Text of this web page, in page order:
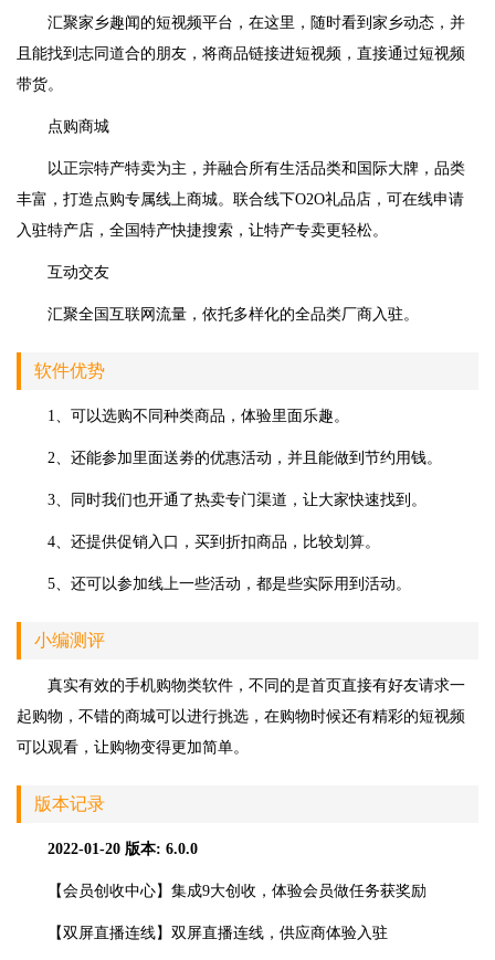
汇聚家乡趣闻的短视频平台，在这里，随时看到家乡动态，并
且能找到志同道合的朋友，将商品链接进短视频，直接通过短视频
带货。
点购商城
以正宗特产特卖为主，并融合所有生活品类和国际大牌，品类
丰富，打造点购专属线上商城。联合线下O2O礼品店，可在线申请
入驻特产店，全国特产快捷搜索，让特产专卖更轻松。
互动交友
汇聚全国互联网流量，依托多样化的全品类厂商入驻。
软件优势
1、可以选购不同种类商品，体验里面乐趣。
2、还能参加里面送劵的优惠活动，并且能做到节约用钱。
3、同时我们也开通了热卖专门渠道，让大家快速找到。
4、还提供促销入口，买到折扣商品，比较划算。
5、还可以参加线上一些活动，都是些实际用到活动。
小编测评
真实有效的手机购物类软件，不同的是首页直接有好友请求一
起购物，不错的商城可以进行挑选，在购物时候还有精彩的短视频
可以观看，让购物变得更加简单。
版本记录
2022-01-20 版本: 6.0.0
【会员创收中心】集成9大创收，体验会员做任务获奖励
【双屏直播连线】双屏直播连线，供应商体验入驻